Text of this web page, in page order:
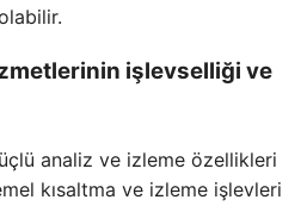
işlevselliği ve
analiz ve izleme özellikleri
kısaltma ve izleme işlevleri